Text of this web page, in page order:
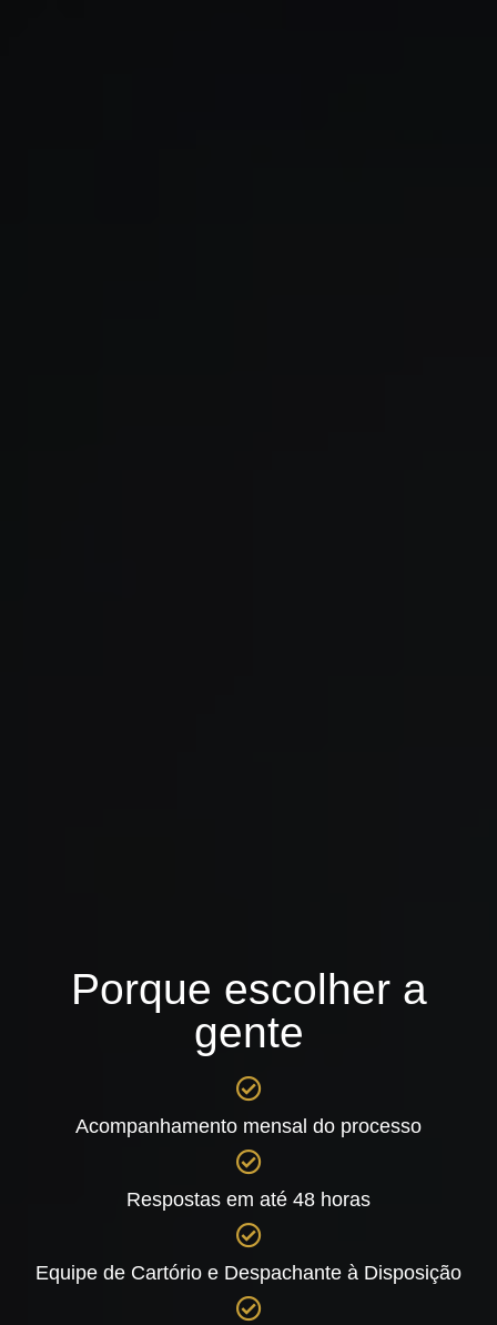
Porque escolher a
gente
Acompanhamento mensal do processo
Respostas em até 48 horas
Equipe de Cartório e Despachante à Disposição